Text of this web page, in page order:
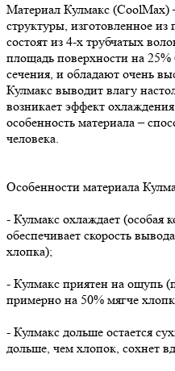
Материал Кулмакс
структуры, изготовленное
состоят из 4-х трубчатых
площадь поверхности на
сечения, и обладают очень
Кулмакс выводит влагу
возникает эффект
особенность материала –
человека.
Особенности материала
- Кулмакс охлаждает (особая
обеспечивает скорость
хлопка);
- Кулмакс приятен на ощупь
примерно на 50% мягче
- Кулмакс дольше остается
дольше, чем хлопок, сохнет